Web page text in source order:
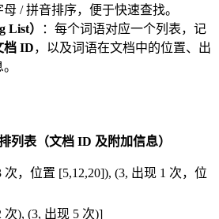
/ 拼音排序，便于快速查找。
List）
：每个词语对应一个列表，记
档 ID，以及词语在文档中的位置、出
列表（文档 ID 及附加信息）
次，位置 [5,12,20]), (3, 出现 1 次，位
次), (3, 出现 5 次)]